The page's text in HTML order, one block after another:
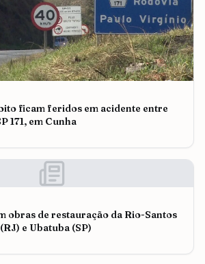
ficam feridos em acidente entre
171, em Cunha
obras de restauração da Rio-Santos
e Ubatuba (SP)